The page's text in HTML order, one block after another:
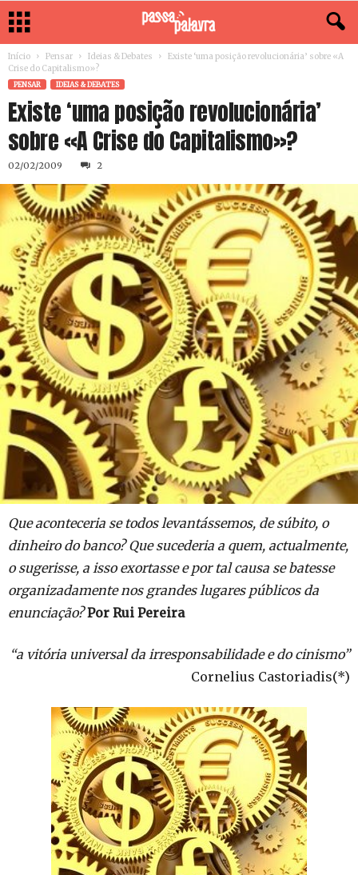
Início Pensar Ideias & Debates
Existe ‘uma posição revolucionária’ sobre «A
Crise do Capitalismo»?
PENSAR IDEIAS & DEBATES
Existe ‘uma posição revolucionária’
sobre «A Crise do Capitalismo»?
02/02/2009 2
Que aconteceria se todos levantássemos, de súbito, o
dinheiro do banco? Que sucederia a quem, actualmente,
o sugerisse, a isso exortasse e por tal causa se batesse
organizadamente nos grandes lugares públicos da
enunciação?Por Rui Pereira
“a vitória universal da irresponsabilidade e do cinismo”
Cornelius Castoriadis(*)